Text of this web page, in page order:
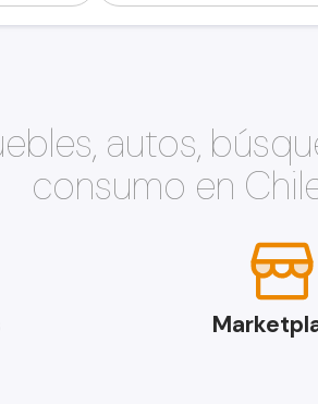
autos,
consumo en